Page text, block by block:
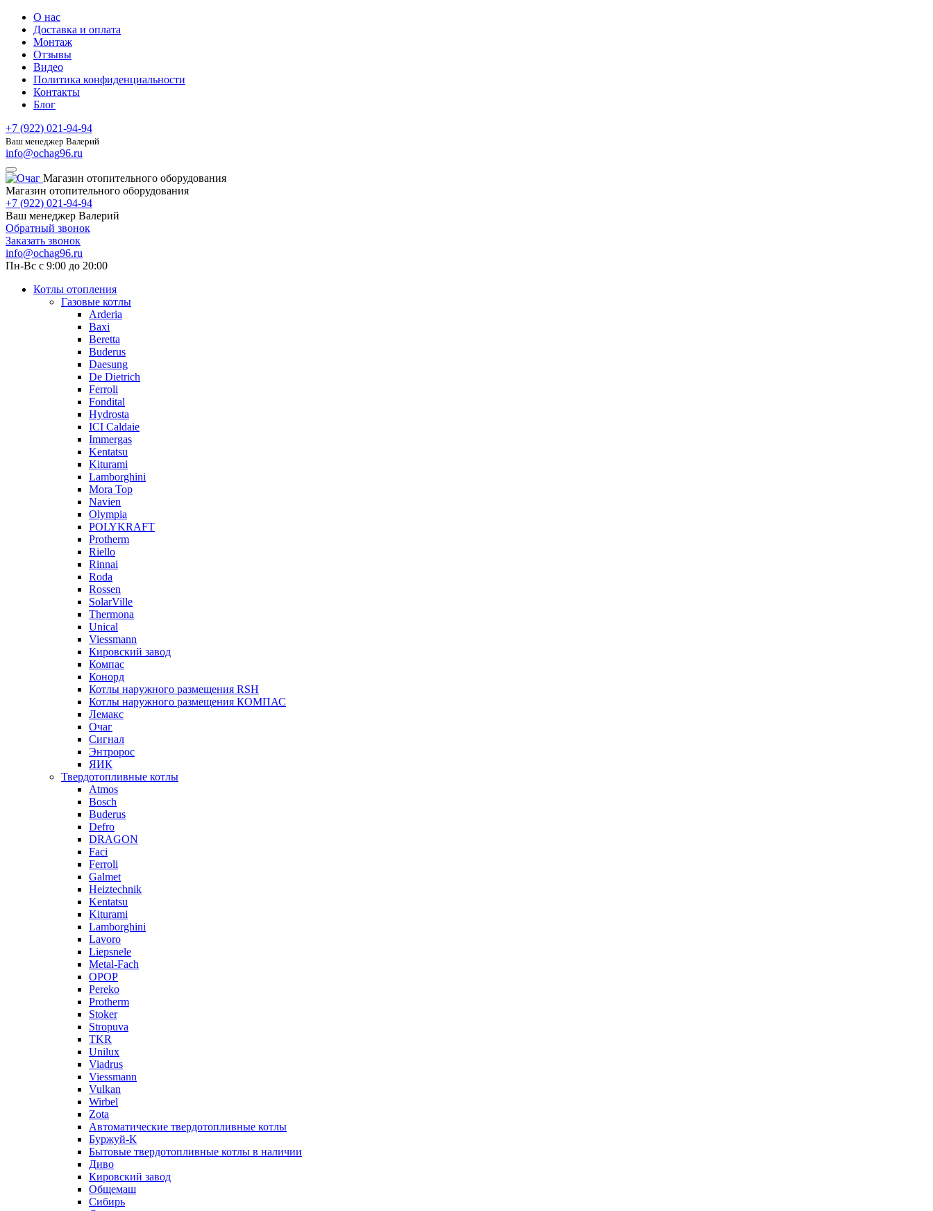
О нас
Доставка и оплата
Монтаж
Отзывы
Видео
Политика конфиденциальности
Контакты
Блог
+7 (922) 021-94-94
Ваш менеджер Валерий
info@ochag96.ru
Магазин отопительного оборудования
Магазин отопительного оборудования
+7 (922) 021-94-94
Ваш менеджер Валерий
Обратный звонок
Заказать звонок
info@ochag96.ru
Пн-Вс с 9:00 до 20:00
Котлы отопления
Газовые котлы
Arderia
Baxi
Beretta
Buderus
Daesung
De Dietrich
Ferroli
Fondital
Hydrosta
ICI Caldaie
Immergas
Kentatsu
Kiturami
Lamborghini
Mora Top
Navien
Olympia
POLYKRAFT
Protherm
Riello
Rinnai
Roda
Rossen
SolarVille
Thermona
Unical
Viessmann
Кировский завод
Компас
Конорд
Котлы наружного размещения RSH
Котлы наружного размещения КОМПАС
Лемакс
Очаг
Сигнал
Энтророс
ЯИК
Твердотопливные котлы
Atmos
Bosch
Buderus
Defro
DRAGON
Faci
Ferroli
Galmet
Heiztechnik
Kentatsu
Kiturami
Lamborghini
Lavoro
Liepsnele
Metal-Fach
OPOP
Pereko
Protherm
Stoker
Stropuva
TKR
Unilux
Viadrus
Viessmann
Vulkan
Wirbel
Zota
Автоматические твердотопливные котлы
Буржуй-К
Бытовые твердотопливные котлы в наличии
Диво
Кировский завод
Общемаш
Сибирь